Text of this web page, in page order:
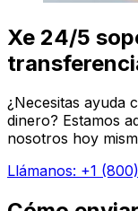
Xe 24/5
¿Necesitas ayuda
dinero? Estamos
nosotros hoy
Llámanos: +1